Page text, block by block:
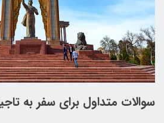
سوالات متداول برای سفر به